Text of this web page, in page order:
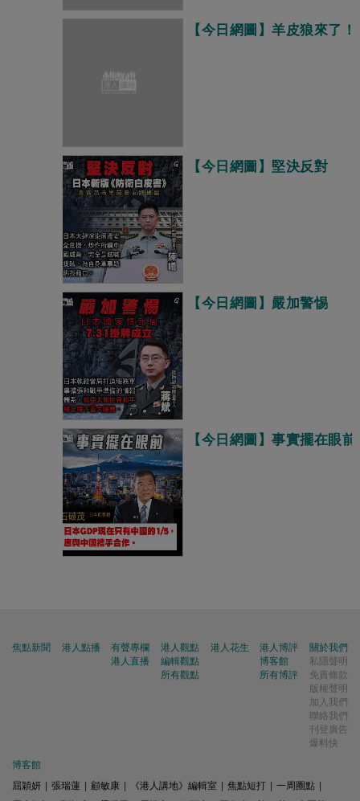
【今日網圖】羊皮狼來了！
【今日網圖】堅決反對
【今日網圖】嚴加警惕
【今日網圖】事實擺在眼前
焦點新聞 港人點播
有聲專欄
港人直播
港人觀點
編輯觀點
所有觀點
港人花生
港人博評
博客館
所有博評
關於我們
私隱聲明
免責條款
版權聲明
加入我們
聯絡我們
刊登廣告
爆料快
博客館
屈穎妍
張瑞蓮 顧敏康 《港人講地》編輯室 焦點短打 一周圈點